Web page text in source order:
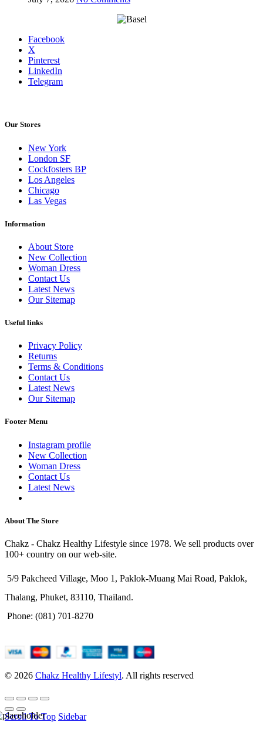
Facebook
X
Pinterest
LinkedIn
Telegram
Our Stores
New York
London SF
Cockfosters BP
Los Angeles
Chicago
Las Vegas
Information
About Store
New Collection
Woman Dress
Contact Us
Latest News
Our Sitemap
Useful links
Privacy Policy
Returns
Terms & Conditions
Contact Us
Latest News
Our Sitemap
Footer Menu
Instagram profile
New Collection
Woman Dress
Contact Us
Latest News
About The Store
Chakz - Chakz Healthy Lifestyle since 1978. We sell products over
100+ country on our web-site.
5/9 Pakcheed Village, Moo 1, Paklok-Muang Mai Road, Paklok,
Thalang, Phuket, 83110, Thailand.
Phone: (081) 701-8270
© 2026 Chakz Healthy Lifestyl. All rights reserved
Scroll To Top Sidebar